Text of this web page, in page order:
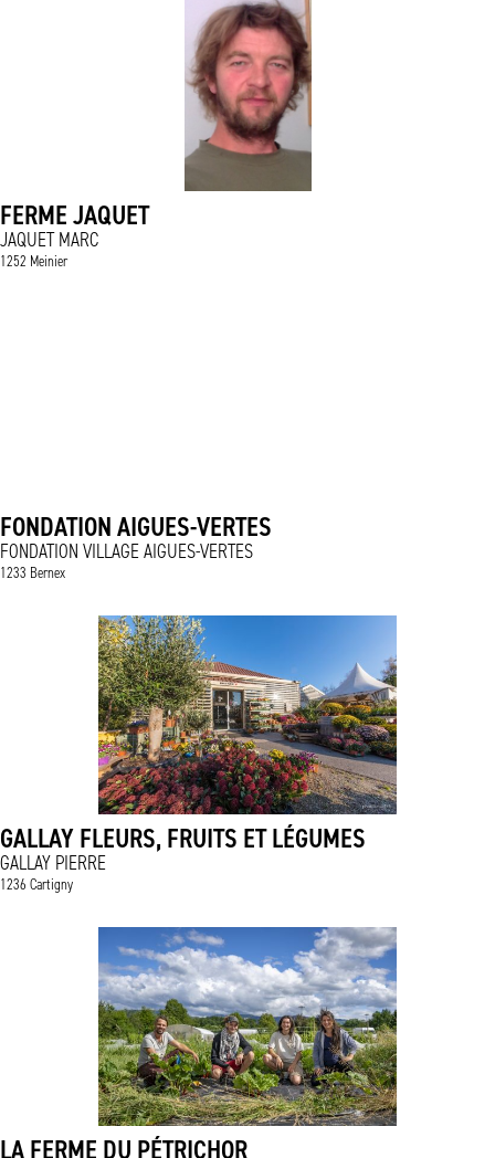
FERME JAQUET
JAQUET MARC
1252 Meinier
FONDATION AIGUES-VERTES
FONDATION VILLAGE AIGUES-VERTES
1233 Bernex
GALLAY FLEURS, FRUITS ET LÉGUMES
GALLAY PIERRE
1236 Cartigny
LA FERME DU PÉTRICHOR